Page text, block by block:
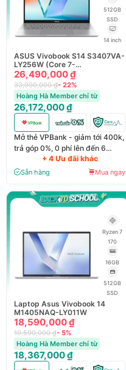
512GB
SSD
14 inch
ASUS Vivobook S14 S3407VA-
LY256W (Core 7-
240H/16GB/512GB/14
inch/W11/Bạc)
26,490,000 ₫
33,990,000 ₫- 22%
Hoàng Hà Member chỉ từ
26,172,000 ₫
Mở thẻ VPBank - giảm tới 400k,
trả góp 0%, 0 phí lên đến 6
+ 4 Ưu đãi khác
Sẵn hàng Mua ngay
Ryzen 7
170
16GB
512GB
SSD
Laptop Asus Vivobook 14
M1405NAQ-LY011W
18,590,000 ₫
19,590,000 ₫- 5%
Hoàng Hà Member chỉ từ
18,367,000 ₫